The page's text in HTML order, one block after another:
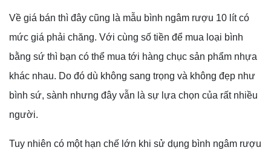
Về giá bán thì đây cũng là mẫu bình ngâm rượu 10 lít có
mức giá phải chăng. Với cùng số tiền để mua loại bình
bằng sứ thì bạn có thể mua tới hàng chục sản phẩm nhựa
khác nhau. Do đó dù không sang trọng và không đẹp như
bình sứ, sành nhưng đây vẫn là sự lựa chọn của rất nhiều
người.
Tuy nhiên có một hạn chế lớn khi sử dụng bình ngâm rượu